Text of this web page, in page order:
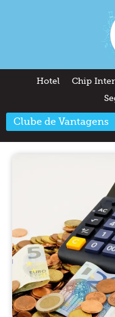
Hotel Chip
Clube de Vantagens